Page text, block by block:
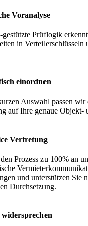
Voranalyse
Prüflogik
in Verteilerschlüsseln
einordnen
Auswahl passen wir
auf Ihre genaue Objekt-
Vertretung
Prozess zu 100% an
und unterstützen Sie
Durchsetzung.